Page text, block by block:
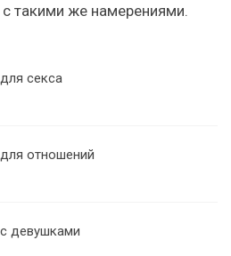
такими же намерениями.
секса
отношений
девушками